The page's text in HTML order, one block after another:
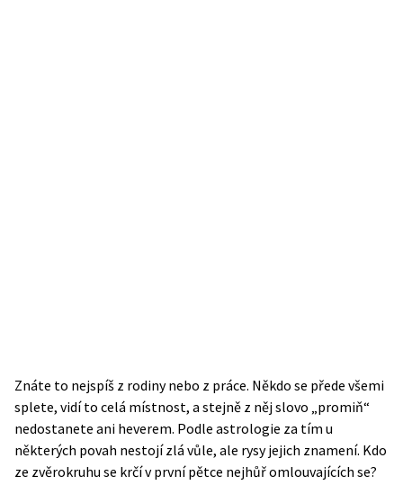
Znáte to nejspíš z rodiny nebo z práce. Někdo se přede všemi
splete, vidí to celá místnost, a stejně z něj slovo „promiň“
nedostanete ani heverem. Podle astrologie za tím u
některých povah nestojí zlá vůle, ale rysy jejich znamení. Kdo
ze zvěrokruhu se krčí v první pětce nejhůř omlouvajících se?